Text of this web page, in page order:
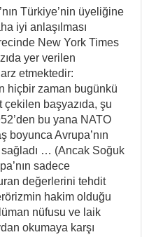
Türkiye’nin üyeliğine
iyi anlaşılması
New York Times
yer verilen
etmektedir:
hiçbir zaman bugünkü
çekilen başyazıda, şu
bu yana NATO
boyunca Avrupa’nın
… (Ancak Soğuk
sadece
değerlerini tehdit
hakim olduğu
nüfusu ve laik
okumaya karşı